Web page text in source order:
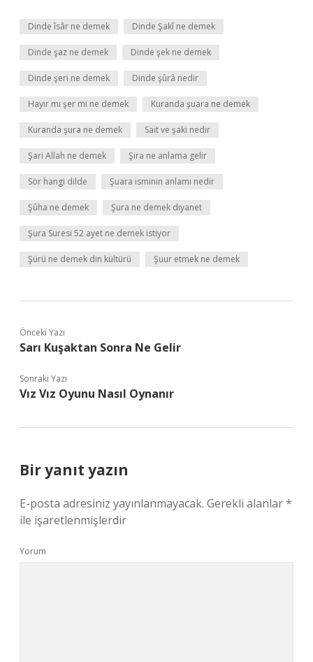
Dinde îsâr ne demek Dinde Şakî ne demek
Dinde şaz ne demek Dinde şek ne demek
Dinde şeri ne demek Dinde şûrâ nedir
Hayır mı şer mi ne demek Kuranda şuara ne demek
Kuranda şura ne demek Sait ve şaki nedir
Şari Allah ne demek Şira ne anlama gelir
Sör hangi dilde Şuara isminin anlamı nedir
Şûha ne demek Şura ne demek diyanet
Şura Suresi 52 ayet ne demek istiyor
Şürü ne demek din kültürü Şuur etmek ne demek
Önceki Yazı
Sarı Kuşaktan Sonra Ne Gelir
Sonraki Yazı
Vız Vız Oyunu Nasıl Oynanır
Bir yanıt yazın
E-posta adresiniz yayınlanmayacak. Gerekli alanlar*
ile işaretlenmişlerdir
Yorum